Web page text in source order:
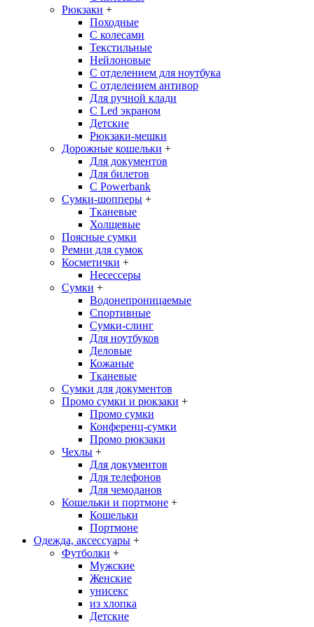
Рюкзаки +
Походные
С колесами
Текстильные
Нейлоновые
С отделением для ноутбука
С отделением антивор
Для ручной клади
С Led экраном
Детские
Рюкзаки-мешки
Дорожные кошельки +
Для документов
Для билетов
С Powerbank
Сумки-шопперы +
Тканевые
Холщевые
Поясные сумки
Ремни для сумок
Косметички +
Несессеры
Сумки +
Водонепроницаемые
Спортивные
Сумки-слинг
Для ноутбуков
Деловые
Кожаные
Тканевые
Сумки для документов
Промо сумки и рюкзаки +
Промо сумки
Конференц-сумки
Промо рюкзаки
Чехлы +
Для документов
Для телефонов
Для чемоданов
Кошельки и портмоне +
Кошельки
Портмоне
Одежда, аксессуары +
Футболки +
Мужские
Женские
унисекс
из хлопка
Детские